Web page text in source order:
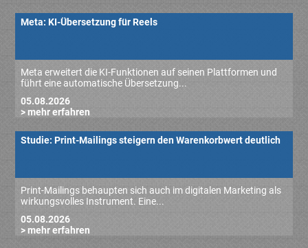
Meta: KI-Übersetzung für Reels
Meta erweitert die KI-Funktionen auf seinen Plattformen und
führt eine automatische Übersetzung...
05.08.2026
> mehr erfahren
Studie: Print-Mailings steigern den Warenkorbwert deutlich
Print-Mailings behaupten sich auch im digitalen Marketing als
wirkungsvolles Instrument. Eine...
05.08.2026
> mehr erfahren